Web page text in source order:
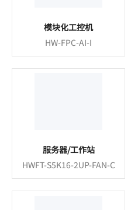
模块化工控机
HW-FPC-AI-I
服务器/工作站
HWFT-S5K16-2UP-FAN-C